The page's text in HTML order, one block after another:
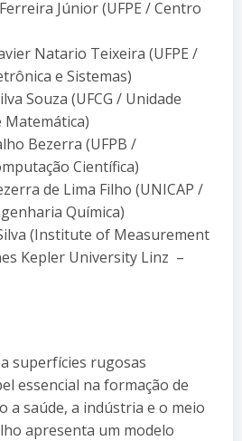
Júnior (UFPE / Centro
Natario Teixeira (UFPE /
e Sistemas)
Souza (UFCG / Unidade
Matemática)
Bezerra (UFPB /
Científica)
de Lima Filho (UNICAP /
Química)
(Institute of Measurement
Kepler University Linz –
superfícies rugosas
essencial na formação de
a saúde, a indústria e o meio
apresenta um modelo